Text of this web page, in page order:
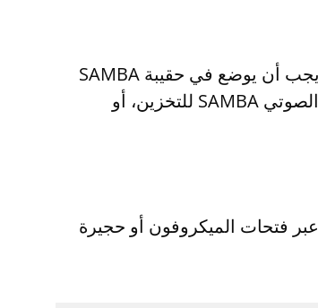
في حالة عدم استخدام معالج الصوت SAMBA، يجب أن يوضع في حقيبة SAMBA
المقدمة معه. يمكنك إزالة البطارية من المعالج الصوتي SAMBA للتخزين، أو
احرص على منع المياه من الدخول إلى Samba عبر فتحات الميكروفون أو حجيرة